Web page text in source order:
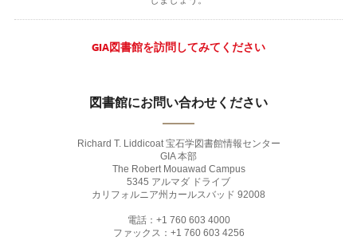
GIA図書館を訪問してみてください
図書館にお問い合わせください
Richard T. Liddicoat 宝石学図書館情報センター
GIA 本部
The Robert Mouawad Campus
5345 アルマダ ドライブ
カリフォルニア州カールスバッド 92008
電話：+1 760 603 4000
ファックス：+1 760 603 4256